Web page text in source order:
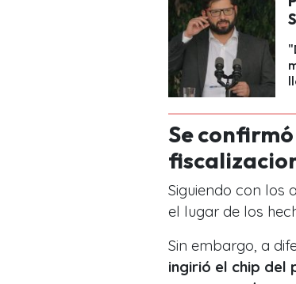
Se
Siguiendo con los
el lugar de los
Sin embargo, a
ingirió el chip del